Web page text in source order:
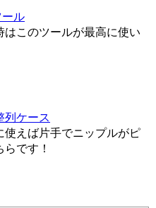
ール
このツールが最高に使い
列ケース
使えば片手でニップルがピ
です！